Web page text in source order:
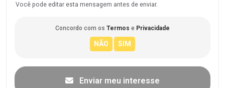
Você pode editar esta mensagem antes de enviar.
Concordo com os Termos e Privacidade
Enviar meu interesse